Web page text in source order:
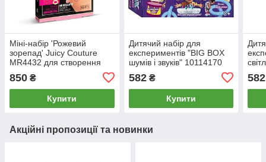
Міні-набір 'Рожевий
зорепад' Juicy Couture
MR4432 для створення
850 ₴
Купити
Дитячий набір для
експериментів "BIG BOX
шумів і звуків" 10114170
582₴
Купити
582
Акційні пропозиції та новинки